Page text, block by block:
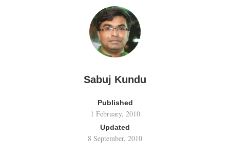
Sabuj Kundu
Published
1 February, 2010
Updated
8 September, 2010